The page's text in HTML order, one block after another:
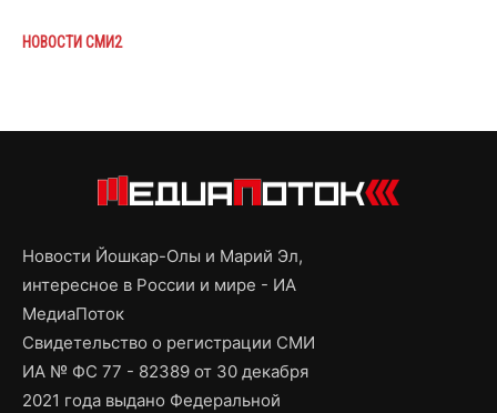
НОВОСТИ СМИ2
Новости Йошкар-Олы и Марий Эл,
интересное в России и мире - ИА
МедиаПоток
Свидетельство о регистрации СМИ
ИА № ФС 77 - 82389 от 30 декабря
2021 года выдано Федеральной